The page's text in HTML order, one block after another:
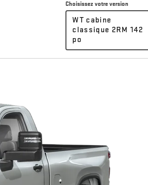
Choisissez votre version
WT cabine
classique 2RM 142
po